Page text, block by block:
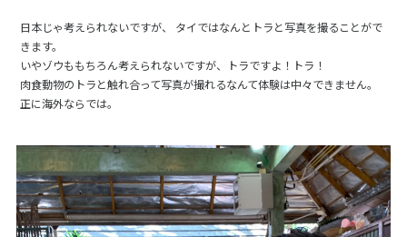
日本じゃ考えられないですが、 タイではなんとトラと写真を撮ることがで
きます。
いやゾウももちろん考えられないですが、トラですよ！トラ！
肉食動物のトラと触れ合って写真が撮れるなんて体験は中々できません。
正に海外ならでは。